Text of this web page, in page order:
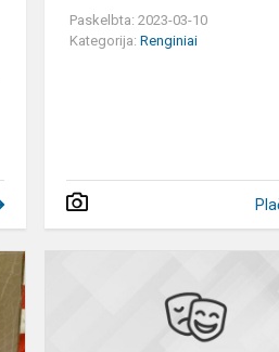
Paskelbta: 2023-03-10
Kategorija:Renginiai
Jaunųjų
Kupiškio
futbolininkų
pirmasis